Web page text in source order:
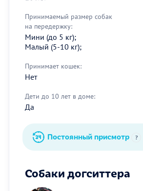
Принимаемый размер собак
на передержку:
Мини (до 5 кг);
Малый (5-10 кг);
Принимает кошек:
Нет
Дети до 10 лет в доме:
Да
Постоянный присмотр ?
Собаки догситтера